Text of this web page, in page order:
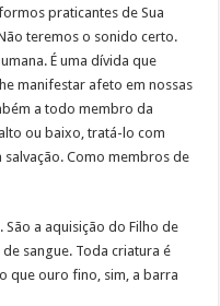
praticantes de Sua
teremos o sonido certo.
É uma dívida que
manifestar afeto em nossas
a todo membro da
ou baixo, tratá-lo com
Como membros de
a aquisição do Filho de
sangue. Toda criatura é
que ouro fino, sim, a barra